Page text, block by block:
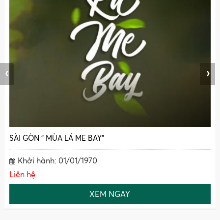
SÀI GÒN “ MÙA LÁ ME BAY”
Khởi hành: 01/01/1970
Liên hệ
XEM NGAY
‹ ›